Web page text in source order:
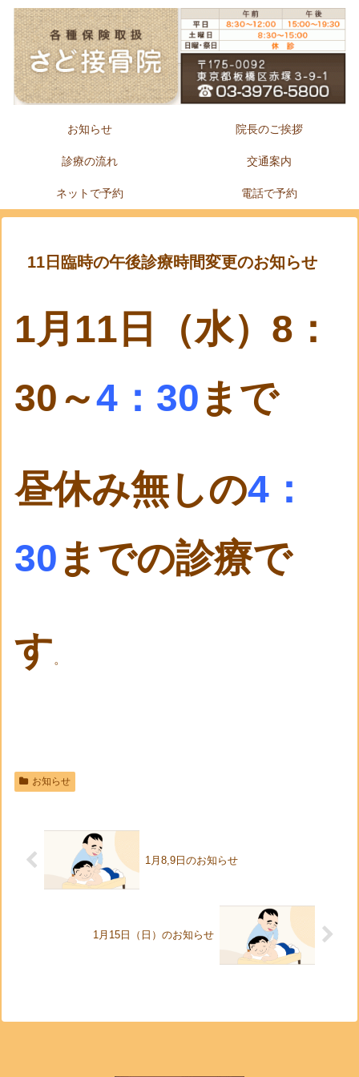
お知らせ 院長のご挨拶
診療の流れ 交通案内
ネットで予約 電話で予約
11日臨時の午後診療時間変更のお知らせ
1月11日（水）8：
30～4：30 まで
昼休み無しの4：
30 までの診療で
す 。
お知らせ
1月8,9日のお知らせ
1月15日（日）のお知らせ